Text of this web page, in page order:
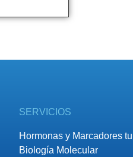
SERVICIOS
Hormonas y Marcadores
Biología Molecular